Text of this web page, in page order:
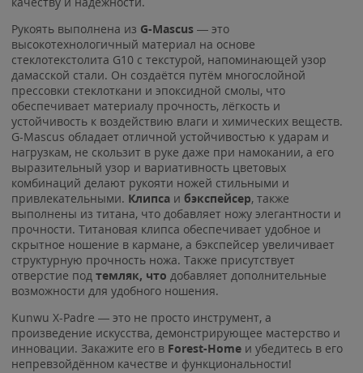
Рукоять выполнена из G-Mascus — это
высокотехнологичный материал на основе
стеклотекстолита G10 с текстурой, напоминающей узор
дамасской стали. Он создаётся путём многослойной
прессовки стеклоткани и эпоксидной смолы, что
обеспечивает материалу прочность, лёгкость и
устойчивость к воздействию влаги и химических веществ.
G-Mascus обладает отличной устойчивостью к ударам и
нагрузкам, не скользит в руке даже при намокании, а его
выразительный узор и вариативность цветовых
комбинаций делают рукояти ножей стильными и
привлекательными. Клипса и бэкспейсер, также
выполнены из титана, что добавляет ножу элегантности и
прочности. Титановая клипса обеспечивает удобное и
скрытное ношение в кармане, а бэкспейсер увеличивает
структурную прочность ножа. Также присутствует
отверстие под темляк, что добавляет дополнительные
возможности для удобного ношения.
Kunwu X-Padre — это не просто инструмент, а
произведение искусства, демонстрирующее мастерство и
инновации. Закажите его в Forest-Home и убедитесь в его
непревзойдённом качестве и функциональности!